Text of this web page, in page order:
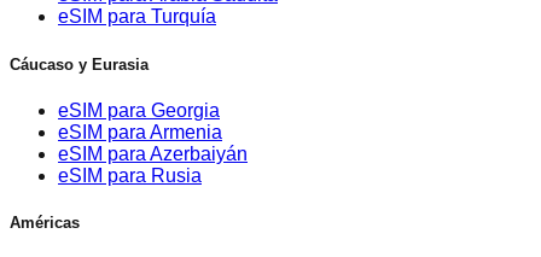
eSIM para Turquía
Cáucaso y Eurasia
eSIM para Georgia
eSIM para Armenia
eSIM para Azerbaiyán
eSIM para Rusia
Américas